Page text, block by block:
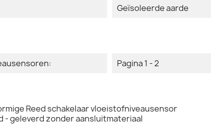
Geïsoleerde aarde
Pagina 1 - 2
Reed schakelaar vloeistofniveausensor
- geleverd zonder aansluitmateriaal